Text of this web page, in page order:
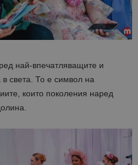
най-впечатляващите и
света. То е символ на
които поколения наред